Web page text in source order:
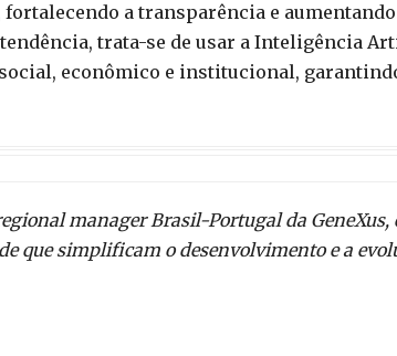
a transparência e
trata-se de usar a Inteligência
econômico e institucional,
manager Brasil-Portugal da
que simplificam o desenvolvimento e a